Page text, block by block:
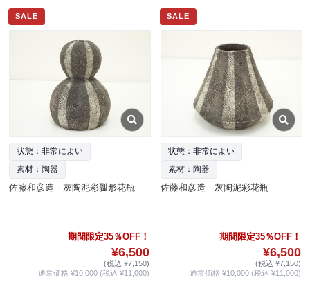
SALE
状態：非常によい
素材：陶器
佐藤和彦造 灰陶泥彩瓢形花瓶
期間限定35％OFF！
¥6,500
(税込 ¥7,150)
通常価格 ¥10,000 (税込 ¥11,000)
SALE
状態：非常によい
素材：陶器
佐藤和彦造 灰陶泥彩花瓶
期間限定35％OFF！
¥6,500
(税込 ¥7,150)
通常価格 ¥10,000 (税込 ¥11,000)